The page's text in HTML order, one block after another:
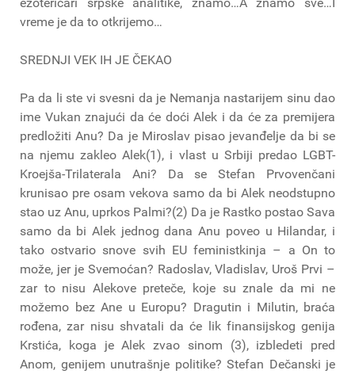
vreme je da to otkrijemo…
SREDNJI VEK IH JE ČEKAO
Pa da li ste vi svesni da je Nemanja nastarijem sinu dao
ime Vukan znajući da će doći Alek i da će za premijera
predložiti Anu? Da je Miroslav pisao jevanđelje da bi se
na njemu zakleo Alek(1), i vlast u Srbiji predao LGBT-
Kroejša-Trilaterala Ani? Da se Stefan Prvovenčani
krunisao pre osam vekova samo da bi Alek neodstupno
stao uz Anu, uprkos Palmi?(2) Da je Rastko postao Sava
samo da bi Alek jednog dana Anu poveo u Hilandar, i
tako ostvario snove svih EU feministkinja – a On to
može, jer je Svemoćan? Radoslav, Vladislav, Uroš Prvi –
zar to nisu Alekove preteče, koje su znale da mi ne
možemo bez Ane u Europu? Dragutin i Milutin, braća
rođena, zar nisu shvatali da će lik finansijskog genija
Krstića, koga je Alek zvao sinom (3), izbledeti pred
Anom, genijem unutrašnje politike? Stefan Dečanski je